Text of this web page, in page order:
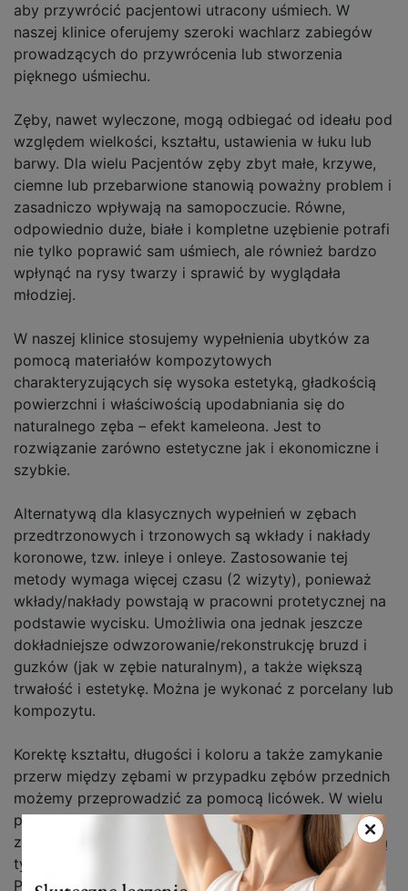
aby przywrócić pacjentowi utracony uśmiech. W
naszej klinice oferujemy szeroki wachlarz zabiegów
prowadzących do przywrócenia lub stworzenia
pięknego uśmiechu.
Zęby, nawet wyleczone, mogą odbiegać od ideału pod
względem wielkości, kształtu, ustawienia w łuku lub
barwy. Dla wielu Pacjentów zęby zbyt małe, krzywe,
ciemne lub przebarwione stanowią poważny problem i
zasadniczo wpływają na samopoczucie. Równe,
odpowiednio duże, białe i kompletne uzębienie potrafi
nie tylko poprawić sam uśmiech, ale również bardzo
wpłynąć na rysy twarzy i sprawić by wyglądała
młodziej.
W naszej klinice stosujemy wypełnienia ubytków za
pomocą materiałów kompozytowych
charakteryzujących się wysoka estetyką, gładkością
powierzchni i właściwością upodabniania się do
naturalnego zęba – efekt kameleona. Jest to
rozwiązanie zarówno estetyczne jak i ekonomiczne i
szybkie.
Alternatywą dla klasycznych wypełnień w zębach
przedtrzonowych i trzonowych są wkłady i nakłady
koronowe, tzw. inleye i onleye. Zastosowanie tej
metody wymaga więcej czasu (2 wizyty), ponieważ
wkłady/nakłady powstają w pracowni protetycznej na
podstawie wycisku. Umożliwia ona jednak jeszcze
dokładniejsze odwzorowanie/rekonstrukcję bruzd i
guzków (jak w zębie naturalnym), a także większą
trwałość i estetykę. Można je wykonać z porcelany lub
kompozytu.
Korektę kształtu, długości i koloru a także zamykanie
przerw między zębami w przypadku zębów przednich
możemy przeprowadzić za pomocą licówek. W wielu
przypadkach niewielkiego zrotowania lub stłoczenia
zębów, można wyrównać uśmiech właśnie za pomocą
tych cienkich płatków porcelany lub kompozytu.
Przebarwienia, nieestetyczne wypełnienia, pęknięcia,